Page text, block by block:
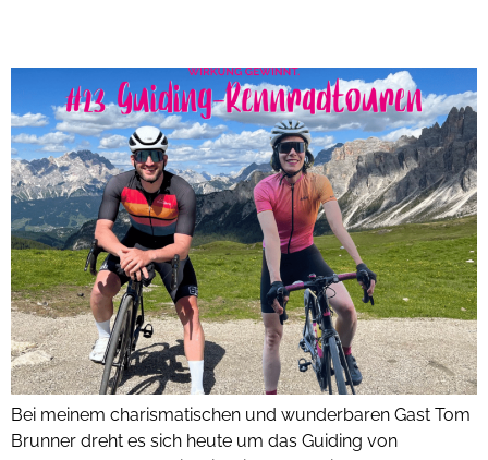
Bei meinem charismatischen und wunderbaren Gast Tom
Brunner dreht es sich heute um das Guiding von